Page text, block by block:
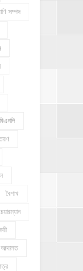
সম্পদ
বিএনপি
বৈশাখ
আদালত